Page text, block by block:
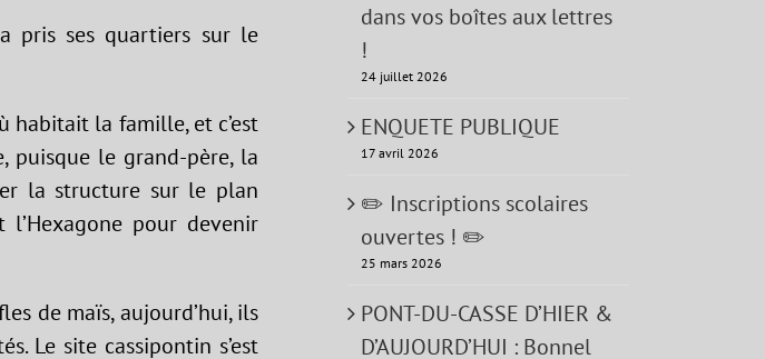
pris ses quartiers sur le
habitait la famille, et c’est
puisque le grand-père, la
la structure sur le plan
pour devenir
de maïs, aujourd’hui, ils
Le site cassipontin s’est
dans vos boîtes aux lettres
!
24 juillet 2026
ENQUETE PUBLIQUE
17 avril 2026
✏️ Inscriptions scolaires
ouvertes ! ✏️
25 mars 2026
PONT-DU-CASSE D’HIER &
D’AUJOURD’HUI : Bonnel